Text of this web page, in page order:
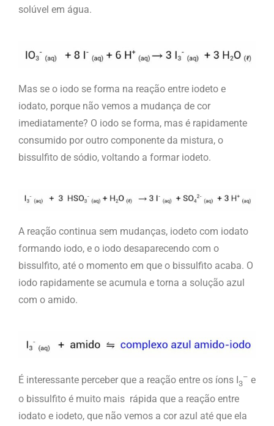
solúvel em água.
Mas se o iodo se forma na reação entre iodeto e
iodato, porque não vemos a mudança de cor
imediatamente? O iodo se forma, mas é rapidamente
consumido por outro componente da mistura, o
bissulfito de sódio, voltando a formar iodeto.
A reação continua sem mudanças, iodeto com iodato
formando iodo, e o iodo desaparecendo com o
bissulfito, até o momento em que o bissulfito acaba. O
iodo rapidamente se acumula e torna a solução azul
com o amido.
É interessante perceber que a reação entre os íons I 3
– e
o bissulfito é muito mais rápida que a reação entre
iodato e iodeto, que não vemos a cor azul até que ela